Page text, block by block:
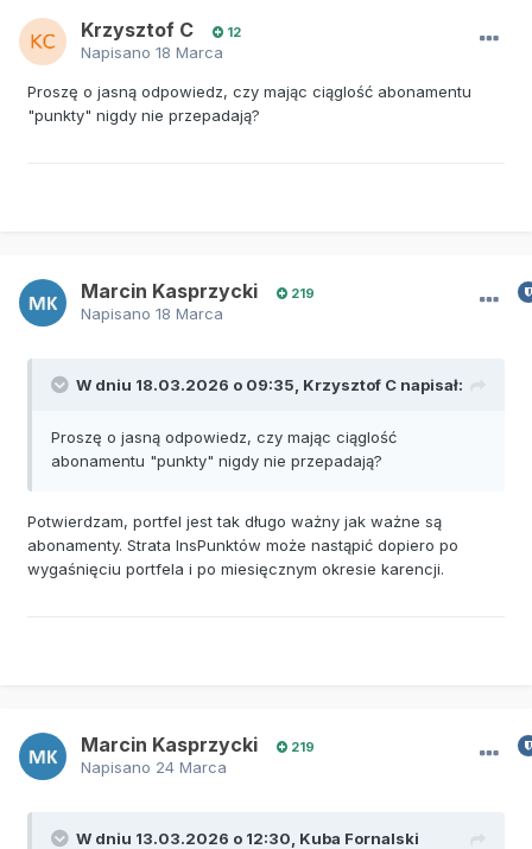
Krzysztof C 12
Napisano 18 Marca
Proszę o jasną odpowiedz, czy mając ciąglość abonamentu
"punkty" nigdy nie przepadają?
Marcin Kasprzycki 219
Napisano 18 Marca
W dniu 18.03.2026 o 09:35, Krzysztof C napisał:
Proszę o jasną odpowiedz, czy mając ciąglość
abonamentu "punkty" nigdy nie przepadają?
Potwierdzam, portfel jest tak długo ważny jak ważne są
abonamenty. Strata InsPunktów może nastąpić dopiero po
wygaśnięciu portfela i po miesięcznym okresie karencji.
Marcin Kasprzycki 219
Napisano 24 Marca
W dniu 13.03.2026 o 12:30, Kuba Fornalski